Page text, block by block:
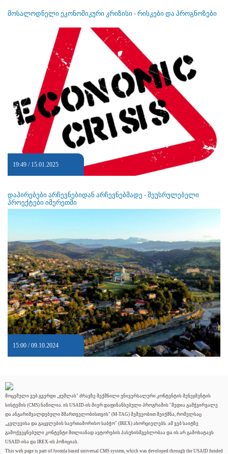
მოსალოდნელი ეკონომიკური კრიზისი - რისკები და პროგნოზები
19:49 / 15.01.2025
დაპირებები არჩევნებიდან არჩევნებმადე - შეუსრულებელი
პროექტები იმერეთში
15:00 / 09.10.2024
მოცემული ვებ გვერდი „ჯუმლას" ძრავზე შექმნილი უნივერსალური კონტენტის მენეჯმენტის
სისტემის (CMS) ნაწილია. ის USAID-ის მიერ დაფინანსებული პროგრამის "მედია გამჭვირვალე
და ანგარიშვალდებული მმართველობისთვის" (M-TAG) მეშვეობით შეიქმნა, რომელსაც
„კვლევისა და გაცვლების საერთაშორისო საბჭო" (IREX) ახორციელებს. ამ ვებ საიტზე
გამოქვეყნებული კონტენტი მთლიანად ავტორების პასუხისმგებლობაა და ის არ გამოხატავს
USAID-ისა და IREX-ის პოზიციას.
This web page is part of Joomla based universal CMS system, which was developed through the USAID funded